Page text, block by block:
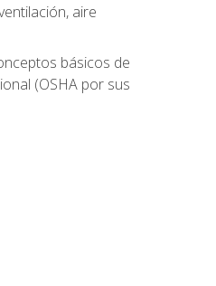
aire
básicos de
(OSHA por sus